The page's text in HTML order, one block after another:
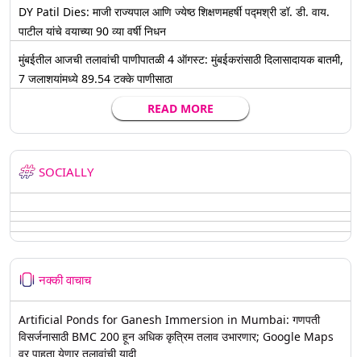
DY Patil Dies: माजी राज्यपाल आणि ज्येष्ठ शिक्षणमहर्षी पद्मश्री डॉ. डी. वाय.
पाटील यांचे वयाच्या 90 व्या वर्षी निधन
मुंबईतील आजची तलावांची पाणीपातळी 4 ऑगस्ट: मुंबईकरांसाठी दिलासादायक बातमी,
7 जलाशयांमध्ये 89.54 टक्के पाणीसाठा
READ MORE
SOCIALLY
नक्की वाचाच
Artificial Ponds for Ganesh Immersion in Mumbai: गणपती
विसर्जनासाठी BMC 200 हून अधिक कृत्रिम तलाव उभारणार; Google Maps
वर पाहता येणार तलावांची यादी